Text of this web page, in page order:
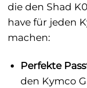
die den Shad
have für jeden
machen:
Perfekte
den Kymco